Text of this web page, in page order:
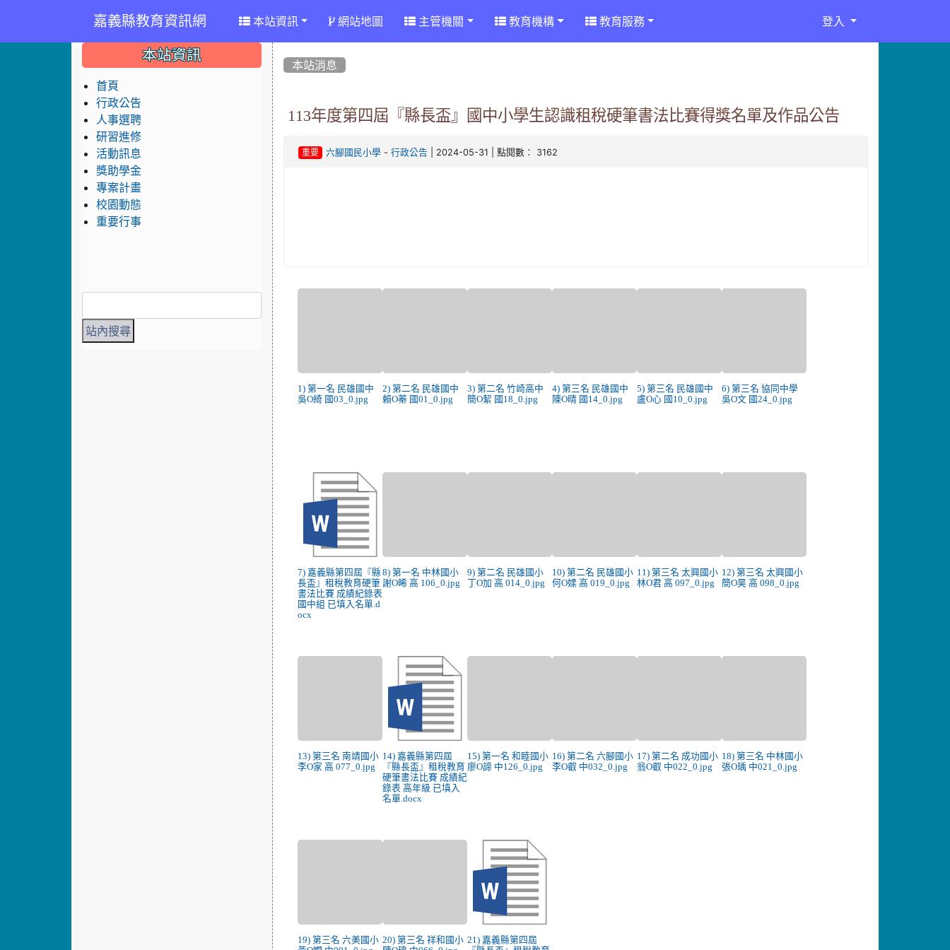
嘉義縣教育資訊網 本站資訊 網站地圖 主管機關 教育機構 教育服務 登入
本站消息
113年度第四屆『縣長盃』國中小學生認識租稅硬筆書法比賽得獎名單及作品公告
重要 六腳國民小學 - 行政公告 | 2024-05-31 | 點閱數： 3162
1) 第一名 民雄國中
吳O綺 國03_0.jpg
2) 第二名 民雄國中
賴O蓁 國01_0.jpg
3) 第二名 竹崎高中
簡O絜 國18_0.jpg
4) 第三名 民雄國中
陳O晴 國14_0.jpg
5) 第三名 民雄國中
盧O心 國10_0.jpg
6) 第三名 協同中學
吳O文 國24_0.jpg
7) 嘉義縣第四屆『縣
長盃』租稅教育硬筆
書法比賽 成績紀錄表
國中組 已填入名單.d
ocx
8) 第一名 中林國小
謝O晞 高 106_0.jpg
9) 第二名 民雄國小
丁O加 高 014_0.jpg
10) 第二名 民雄國小
何O媃 高 019_0.jpg
11) 第三名 太興國小
林O君 高 097_0.jpg
12) 第三名 太興國小
簡O昊 高 098_0.jpg
13) 第三名 南靖國小
李O家 高 077_0.jpg
14) 嘉義縣第四屆
『縣長盃』租稅教育
硬筆書法比賽 成績紀
錄表 高年級 已填入
名單.docx
15) 第一名 和睦國小
廖O諦 中126_0.jpg
16) 第二名 六腳國小
李O叡 中032_0.jpg
17) 第二名 成功國小
翁O叡 中022_0.jpg
18) 第三名 中林國小
張O瑀 中021_0.jpg
19) 第三名 六美國小 20) 第三名 祥和國小 21) 嘉義縣第四屆
::: 本站資訊
首頁
行政公告
人事選聘
研習進修
活動訊息
獎助學金
專案計畫
校園動態
重要行事